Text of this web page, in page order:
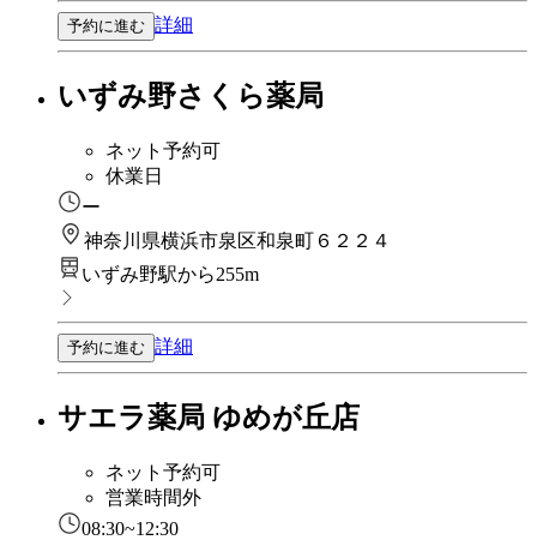
予約に進む 詳細
いずみ野さくら薬局
ネット予約可
休業日
ー
神奈川県横浜市泉区和泉町６２２４
いずみ野駅から255m
予約に進む 詳細
サエラ薬局 ゆめが丘店
ネット予約可
営業時間外
08:30~12:30